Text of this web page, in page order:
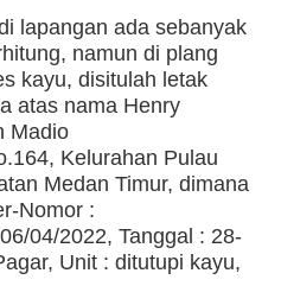
lapangan ada sebanyak
namun di plang
kayu, disitulah letak
atas nama Henry
Madio
Kelurahan Pulau
Medan Timur, dimana
Nomor :
04/2022, Tanggal : 28-
Unit : ditutupi kayu,